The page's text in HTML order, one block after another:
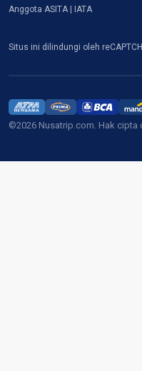
Anggota ASITA | IATA
Situs ini dilindungi oleh
©2026 Nusatrip.com. Hak cipta